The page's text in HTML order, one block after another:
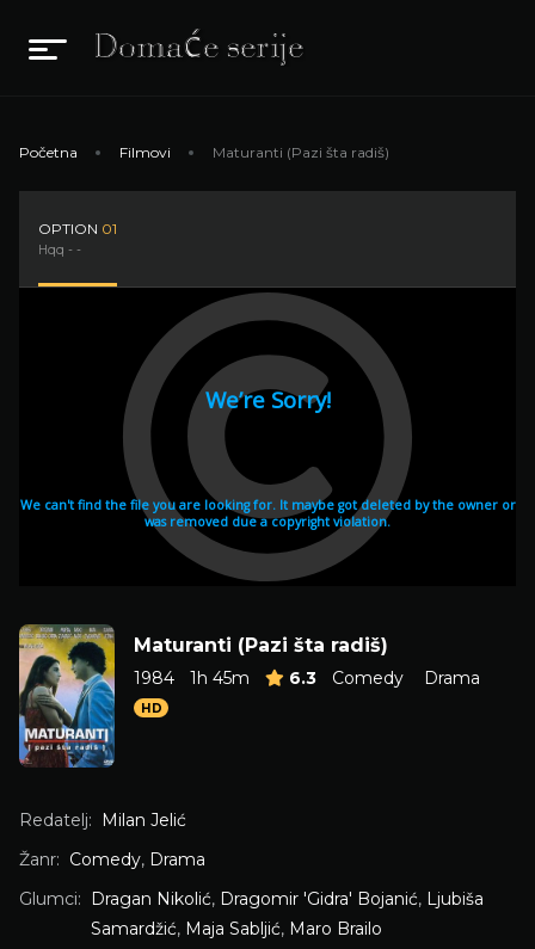
Početna Filmovi Maturanti (Pazi šta radiš)
OPTION 01
Hqq - -
Maturanti (Pazi šta radiš)
1984 1h 45m 6.3 Comedy Drama
HD
Redatelj:
Milan Jelić
Žanr: Comedy, Drama
Glumci:
Dragan Nikolić, Dragomir 'Gidra' Bojanić, Ljubiša
Samardžić, Maja Sabljić, Maro Brailo